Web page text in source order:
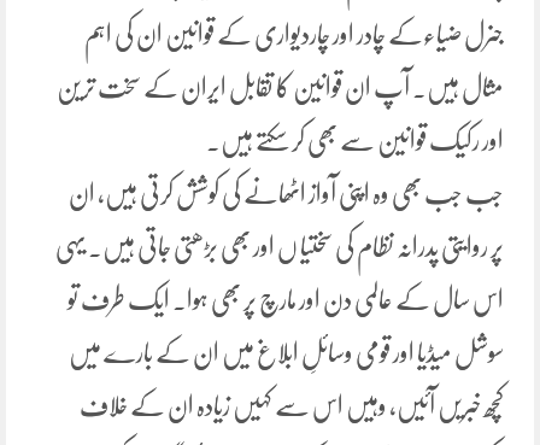
جنرل ضیاءکے چادر اور چاردیواری کے قوانین ان کی اہم
مثال ہیں۔ آپ ان قوانین کا تقابل ایران کے سخت ترین
اور رکیک قوانین سے بھی کر سکتے ہیں.
جب جب بھی وہ اپنی آواز اٹھانے کی کوشش کرتی ہیں، ان
پر روایتی پدرانہ نظام کی سختیا ں اور بھی بڑھتی جاتی ہیں۔ یہی
اس سال کے عالمی دن اور مارچ پر بھی ہوا۔ ایک طرف تو
سوشل میڈیا اور قومی وسائلِ ابلاغ میں ان کے بارے میں
کچھ خبریں آئیں، وہیں اس سے کہیں زیادہ ان کے خلاف